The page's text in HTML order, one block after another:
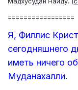
=================
Я, Филлис
сегодняшнего
иметь ничего
Муданахалли.